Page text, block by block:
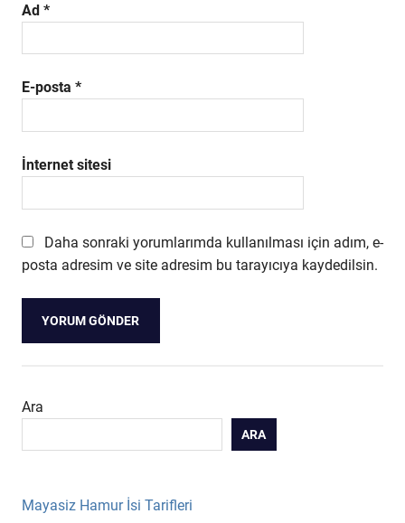
Ad *
E-posta *
İnternet sitesi
Daha sonraki yorumlarımda kullanılması için adım, e-
posta adresim ve site adresim bu tarayıcıya kaydedilsin.
Ara
ARA
Mayasiz Hamur İsi Tarifleri